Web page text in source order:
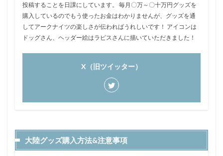
投稿することを日課にしています。 毎月〇万～〇十万円グッズを
購入しているのでもう使ったお金はわかりませんが、グッズを通
してアークナイツの楽しさが伝わればうれしいです！ アイコンは
ドッグさん、ヘッダー絵はラピスさんに描いていただきました！
X（旧ツイッター）
大陸グッズ購入方法&注意事項